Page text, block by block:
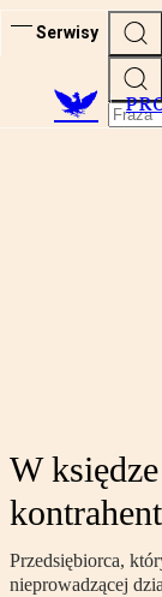
Serwisy
W
Przedsiębiorca,
nieprowadzącej